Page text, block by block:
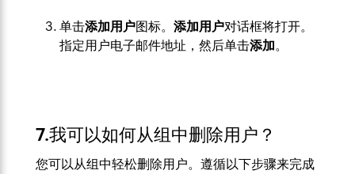
单击添加用户图标。 添加用户对话框将打开。
指定用户电子邮件地址，然后单击添加。
7.我可以如何从组中删除用户？
您可以从组中轻松删除用户。遵循以下步骤来完成